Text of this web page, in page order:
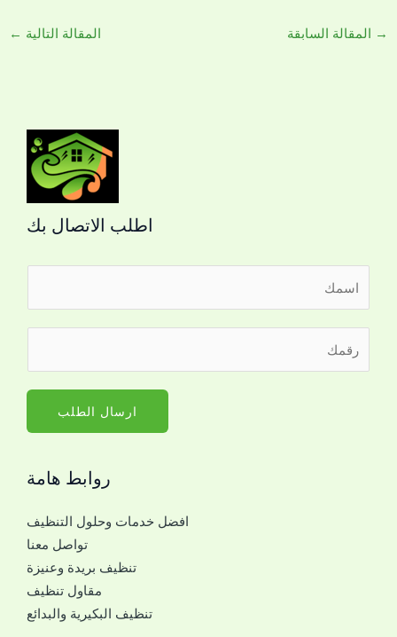
→ المقالة السابقة المقالة التالية ←
اطلب الاتصال بك
م
ارسال الطلب
روابط هامة
افضل خدمات وحلول التنظيف
تواصل معنا
تنظيف بريدة وعنيزة
مقاول تنظيف
تنظيف البكيرية والبدائع